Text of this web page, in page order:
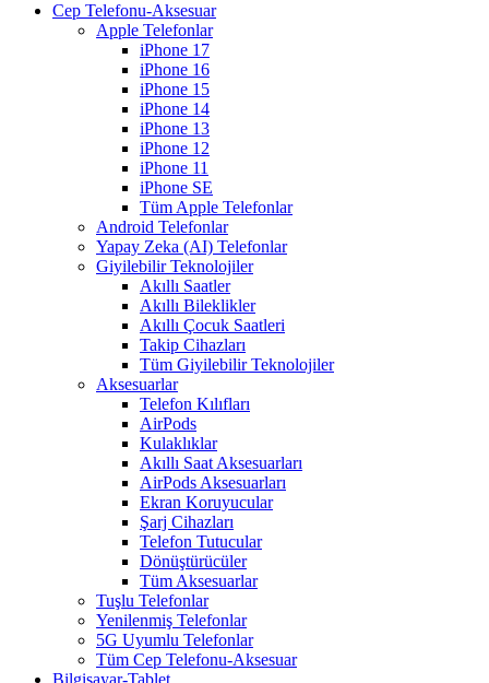
Cep Telefonu-Aksesuar
Apple Telefonlar
iPhone 17
iPhone 16
iPhone 15
iPhone 14
iPhone 13
iPhone 12
iPhone 11
iPhone SE
Tüm Apple Telefonlar
Android Telefonlar
Yapay Zeka (AI) Telefonlar
Giyilebilir Teknolojiler
Akıllı Saatler
Akıllı Bileklikler
Akıllı Çocuk Saatleri
Takip Cihazları
Tüm Giyilebilir Teknolojiler
Aksesuarlar
Telefon Kılıfları
AirPods
Kulaklıklar
Akıllı Saat Aksesuarları
AirPods Aksesuarları
Ekran Koruyucular
Şarj Cihazları
Telefon Tutucular
Dönüştürücüler
Tüm Aksesuarlar
Tuşlu Telefonlar
Yenilenmiş Telefonlar
5G Uyumlu Telefonlar
Tüm Cep Telefonu-Aksesuar
Bilgisayar-Tablet